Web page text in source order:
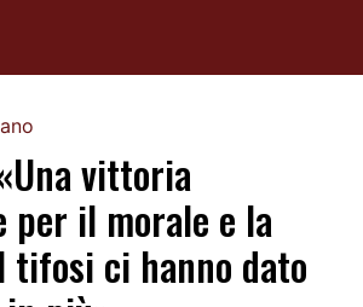
vittoria
per il morale e la
tifosi ci hanno dato